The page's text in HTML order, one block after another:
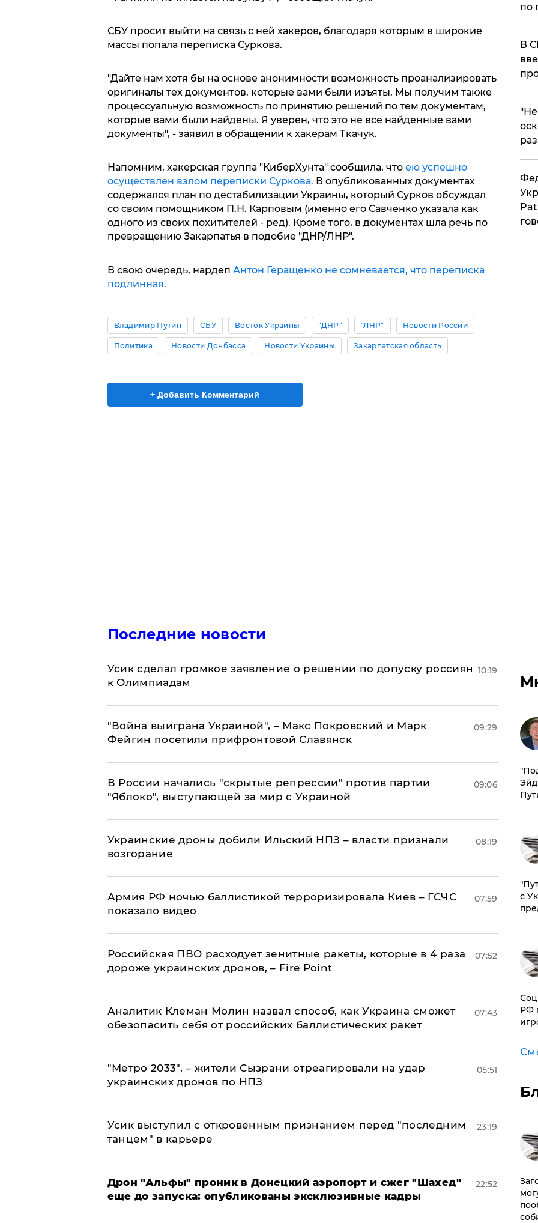
СБУ просит выйти на связь с ней хакеров, благодаря которым в широкие
массы попала переписка Суркова.
"Дайте нам хотя бы на основе анонимности возможность проанализировать
оригиналы тех документов, которые вами были изъяты. Мы получим также
процессуальную возможность по принятию решений по тем документам,
которые вами были найдены. Я уверен, что это не все найденные вами
документы", - заявил в обращении к хакерам Ткачук.
Напомним, хакерская группа "КиберХунта" сообщила, что ею успешно
осуществлен взлом переписки Суркова. В опубликованных документах
содержался план по дестабилизации Украины, который Сурков обсуждал
со своим помощником П.Н. Карповым (именно его Савченко указала как
одного из своих похитителей - ред). Кроме того, в документах шла речь по
превращению Закарпатья в подобие "ДНР/ЛНР".
В свою очередь, нардеп Антон Геращенко не сомневается, что переписка
подлинная.
Владимир Путин СБУ Восток Украины "ДНР" "ЛНР" Новости России
Политика Новости Донбасса Новости Украины Закарпатская область
+ Добавить Комментарий
Последние новости
Усик сделал громкое заявление о решении по допуску россиян
к Олимпиадам
10:19
"Война выиграна Украиной", – Макс Покровский и Марк
Фейгин посетили прифронтовой Славянск
09:29
В России начались "скрытые репрессии" против партии
"Яблоко", выступающей за мир с Украиной
09:06
Украинские дроны добили Ильский НПЗ – власти признали
возгорание
08:19
Армия РФ ночью баллистикой терроризировала Киев – ГСЧС
показало видео
07:59
Российская ПВО расходует зенитные ракеты, которые в 4 раза
дороже украинских дронов, – Fire Point
07:52
Аналитик Клеман Молин назвал способ, как Украина сможет
обезопасить себя от российских баллистических ракет
07:43
"Метро 2033", – жители Сызрани отреагировали на удар
украинских дронов по НПЗ
05:51
Усик выступил с откровенным признанием перед "последним
танцем" в карьере
23:19
Дрон "Альфы" проник в Донецкий аэропорт и сжег "Шахед"
еще до запуска: опубликованы эксклюзивные кадры
22:52
по
В
с
РФ